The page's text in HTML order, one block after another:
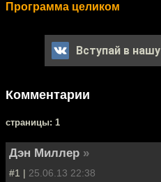
Программа целиком
Вступай в нашу
Комментарии
cтраницы: 1
Дэн Миллер »
#1 | 25.06.13 22:38